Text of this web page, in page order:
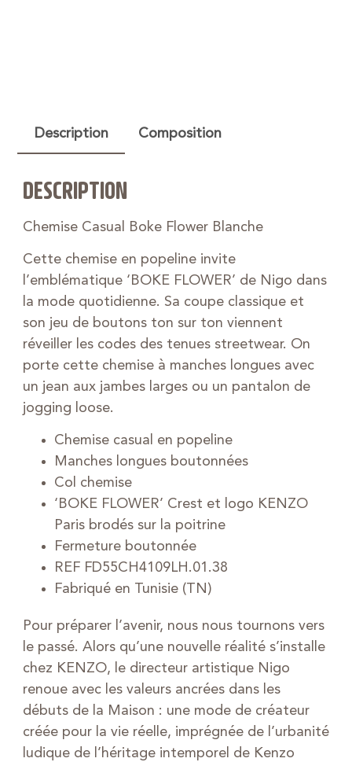
Description Composition
DESCRIPTION
Chemise Casual Boke Flower Blanche
Cette chemise en popeline invite
l’emblématique ‘BOKE FLOWER’ de Nigo dans
la mode quotidienne. Sa coupe classique et
son jeu de boutons ton sur ton viennent
réveiller les codes des tenues streetwear. On
porte cette chemise à manches longues avec
un jean aux jambes larges ou un pantalon de
jogging loose.
Chemise casual en popeline
Manches longues boutonnées
Col chemise
‘BOKE FLOWER’ Crest et logo KENZO
Paris brodés sur la poitrine
Fermeture boutonnée
REF FD55CH4109LH.01.38
Fabriqué en Tunisie (TN)
Pour préparer l’avenir, nous nous tournons vers
le passé. Alors qu’une nouvelle réalité s’installe
chez KENZO, le directeur artistique Nigo
renoue avec les valeurs ancrées dans les
débuts de la Maison : une mode de créateur
créée pour la vie réelle, imprégnée de l’urbanité
ludique de l’héritage intemporel de Kenzo